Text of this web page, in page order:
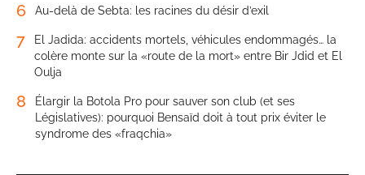
6 Au-delà de Sebta: les racines du désir d’exil
7
El Jadida: accidents mortels, véhicules endommagés… la
colère monte sur la «route de la mort» entre Bir Jdid et El
Oulja
8
Élargir la Botola Pro pour sauver son club (et ses
Législatives): pourquoi Bensaïd doit à tout prix éviter le
syndrome des «fraqchia»